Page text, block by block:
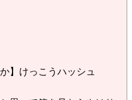
】けっこうハッシュ